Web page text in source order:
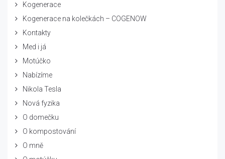
Kogenerace
Kogenerace na kolečkách – COGENOW
Kontakty
Med i já
Motúčko
Nabízíme
Nikola Tesla
Nová fyzika
O domečku
O kompostování
O mně